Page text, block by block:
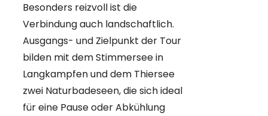
Besonders reizvoll ist die
Verbindung auch landschaftlich.
Ausgangs- und Zielpunkt der Tour
bilden mit dem Stimmersee in
Langkampfen und dem Thiersee
zwei Naturbadeseen, die sich ideal
für eine Pause oder Abkühlung